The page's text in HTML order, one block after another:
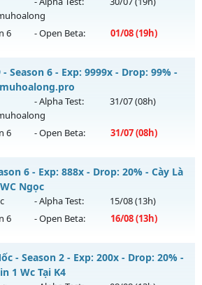
Webzen
6 - Open Beta: 01/08(19h)
🌍 Website: https://muhoalong.pro
- Mở máy chủ
muhoalongvào 19h ngày
bản Webzen
Season 6 - Exp: 9999x - Drop: 99% -
- Alpha Test: 31/07(08h)
6 - Open Beta: 31/07(08h)
🌍 Website: https://muhoalong.pro
- Mở máy chủ
muhoalongvào 08h ngày
bản Webzen
6 - Exp: 888x - Drop: 20% - Cày Là
Ngọc
- Alpha Test: 15/08(13h)
6 - Open Beta: 16/08(13h)
Có Đánh Quái Nhận WC Ngọc
- Mở máy chủ
- Season 2 - Exp: 200x - Drop: 20% -
1 Wc Tại K4